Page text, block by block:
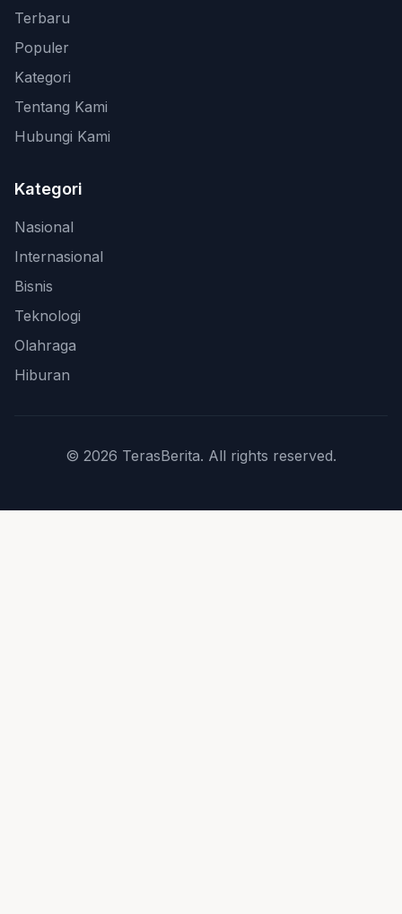
Terbaru
Populer
Kategori
Tentang Kami
Hubungi Kami
Kategori
Nasional
Internasional
Bisnis
Teknologi
Olahraga
Hiburan
© 2026 TerasBerita. All rights reserved.